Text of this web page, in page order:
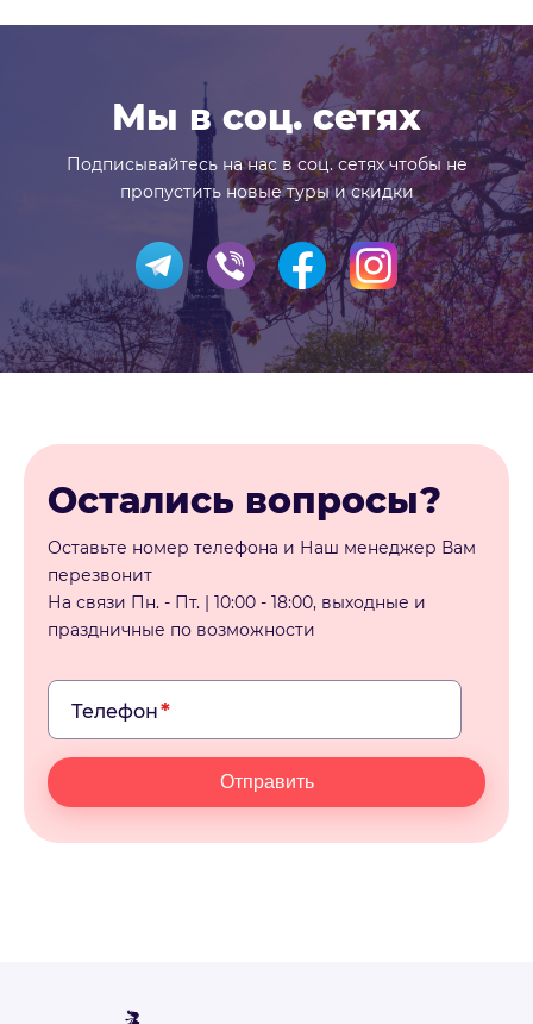
Мы в соц. сетях
Подписывайтесь на нас в соц. сетях чтобы не
пропустить новые туры и скидки
Остались вопросы?
Оставьте номер телефона и Наш менеджер Вам
перезвонит
На связи Пн. - Пт. | 10:00 - 18:00, выходные и
праздничные по возможности
Телефон
Отправить